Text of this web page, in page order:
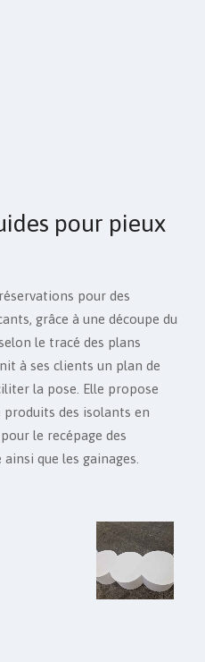
pour pieux
pour des
grâce à une découpe du
le tracé des plans
à ses clients un plan de
la pose. Elle propose
produits des isolants en
le recépage des
que les gainages.